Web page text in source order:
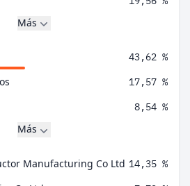
Más
43,62 %
17,57 %
8,54 %
Más
Manufacturing Co Ltd 14,35 %